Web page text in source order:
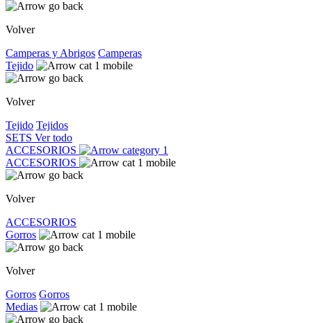
Volver
Camperas y Abrigos Camperas
Tejido
Volver
Tejido Tejidos
SETS Ver todo
ACCESORIOS
ACCESORIOS
Volver
ACCESORIOS
Gorros
Volver
Gorros Gorros
Medias